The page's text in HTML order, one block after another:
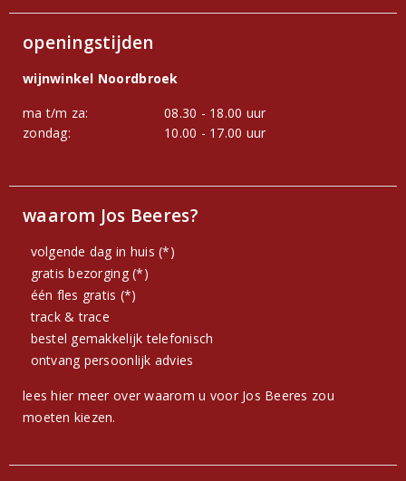
openingstijden
wijnwinkel Noordbroek
ma t/m za:
08.30 - 18.00 uur
zondag:
10.00 - 17.00 uur
waarom Jos Beeres?
volgende dag in huis (*)
gratis bezorging (*)
één fles gratis (*)
track & trace
bestel gemakkelijk telefonisch
ontvang persoonlijk advies
lees hier meer over waarom u voor Jos Beeres zou
moeten kiezen.